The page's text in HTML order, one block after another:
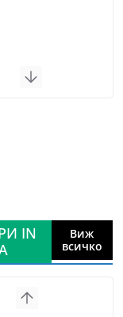
IN
Виж
всичко